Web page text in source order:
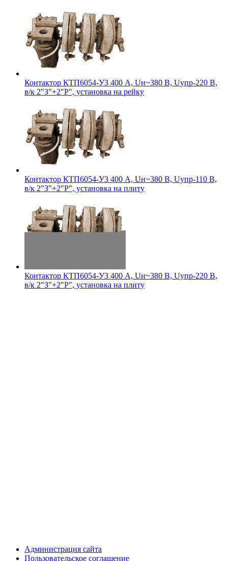
Контактор КТП6054-У3 400 А, Uн~380 В, Uупр-220 В,
в/к 2"З"+2"Р", установка на рейку
Контактор КТП6054-У3 400 А, Uн~380 В, Uупр-110 В,
в/к 2"З"+2"Р", установка на плиту
Контактор КТП6054-У3 400 А, Uн~380 В, Uупр-220 В,
в/к 2"З"+2"Р", установка на плиту
Администрация сайта
Пользовательское соглашение